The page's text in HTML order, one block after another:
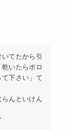
てたから引
いたらポロ
下さい」て
んといけん